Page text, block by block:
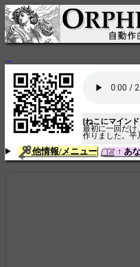
...
[ねこにマイン
最初に一回だけ
作りました。平
他情報/メニュー ↑ あ